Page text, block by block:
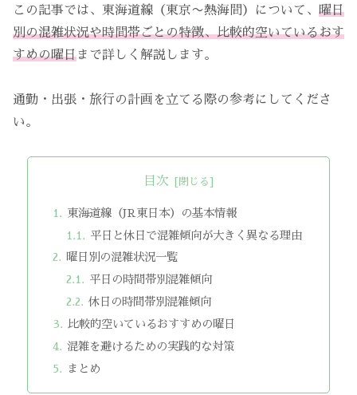
この記事では、東海道線（東京〜熱海間）について、 曜日
別の混雑状況や時間帯ごとの特徴、比較的空いているおす
すめの曜日まで詳しく解説します。
通勤・出張・旅行の計画を立てる際の参考にしてくださ
い。
目次
東海道線（JR東日本）の基本情報
平日と休日で混雑傾向が大きく異なる理由
曜日別の混雑状況一覧
平日の時間帯別混雑傾向
休日の時間帯別混雑傾向
比較的空いているおすすめの曜日
混雑を避けるための実践的な対策
まとめ